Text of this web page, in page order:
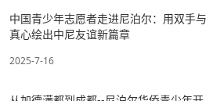
中国青少年志愿者走进尼泊尔：用双手与
真心绘出中尼友谊新篇章
2025-7-16